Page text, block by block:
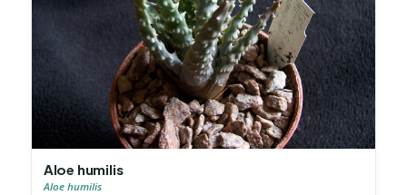
Aloe humilis
Aloe humilis